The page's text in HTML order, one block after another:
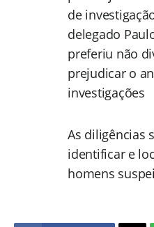
de
delegado
preferiu não
prejudicar o
investigações
As diligências
identificar e
homens